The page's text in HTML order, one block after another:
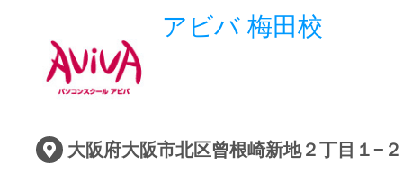
サイトマッ
アビバ 梅田校